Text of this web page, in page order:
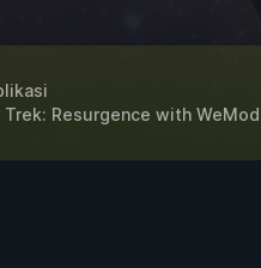
Trek: Resurgence with WeMod